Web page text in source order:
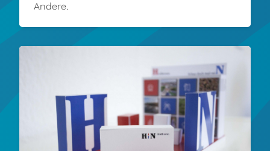
Andere.